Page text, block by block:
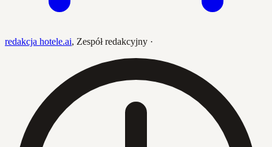
redakcja hotele.ai, Zespół redakcyjny ·